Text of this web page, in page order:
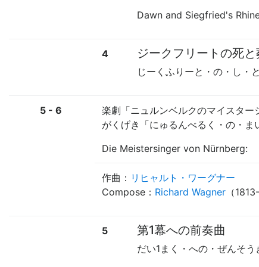
Dawn and Siegfried's
4 ジークフリートの死と
じーくふりーと・の・し・
5 - 6
楽劇「ニュルンベルクのマイスター
がくげき「にゅるんべるく・の・ま
Die Meistersinger von Nürnberg:
作曲： リヒャルト・ワーグナー
Compose： Richard Wagner （
5 第1幕への前奏曲
だい1まく・への・ぜんそう